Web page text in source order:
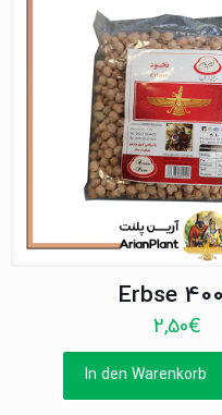
Erbse
2,50€
In den Warenkorb